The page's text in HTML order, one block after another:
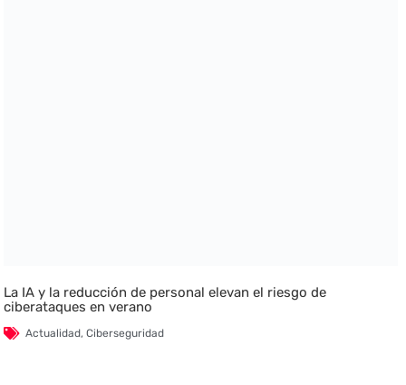
La IA y la reducción de personal elevan el riesgo de
ciberataques en verano
Actualidad,Ciberseguridad